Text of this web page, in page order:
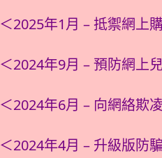
＜2025年1月 – 抵禦網上
＜2024年9月 – 預防網上
＜2024年6月 – 向網絡欺
＜2024年4月 – 升級版防